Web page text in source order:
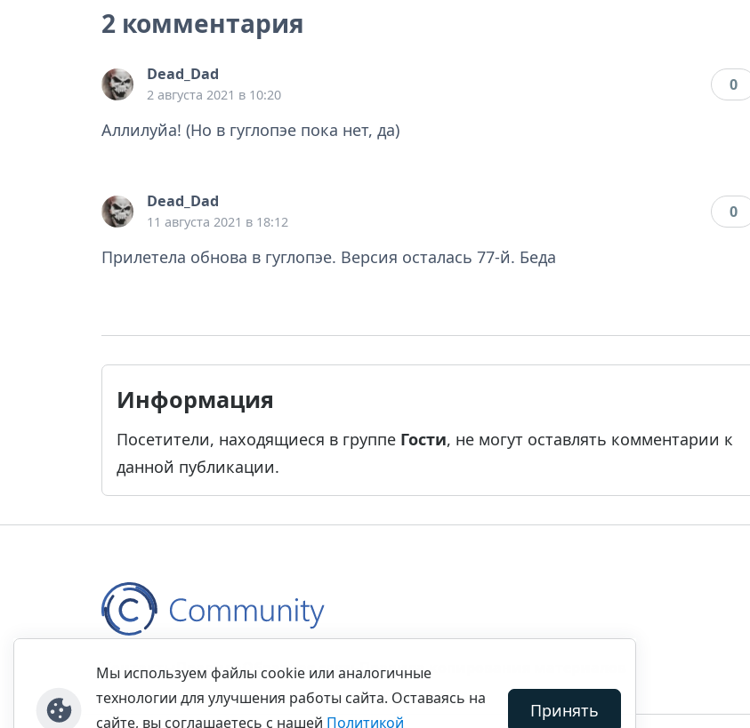
2 комментария
Dead_Dad
2 августа 2021 в 10:20
0
Аллилуйа! (Но в гуглопэе пока нет, да)
Dead_Dad
11 августа 2021 в 18:12
0
Прилетела обнова в гуглопэе. Версия осталась 77-й. Беда
Информация
Посетители, находящиеся в группе Гости, не могут оставлять комментарии к
данной публикации.
КонтактыПравилаОбратная связьПравила копирования материалов
Мы используем файлы cookie или аналогичные
технологии для улучшения работы сайта. Оставаясь на
сайте, вы соглашаетесь с нашей Политикой
Принять